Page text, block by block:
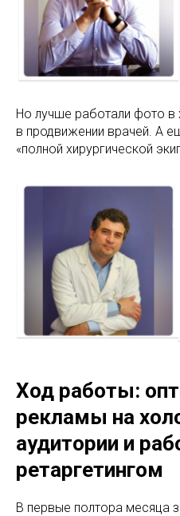
Но лучше работали фото в
в продвижении врачей. А
«полной хирургической
Ход работы:
рекламы на
аудитории и
ретаргетингом
В первые полтора месяца